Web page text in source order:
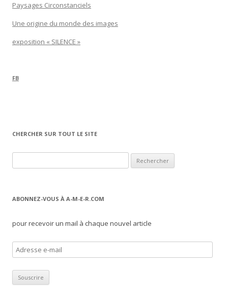
Paysages Circonstanciels
Une origine du monde des images
exposition « SILENCE »
FB
CHERCHER SUR TOUT LE SITE
ABONNEZ-VOUS À A-M-E-R.COM
pour recevoir un mail à chaque nouvel article
d
r
e